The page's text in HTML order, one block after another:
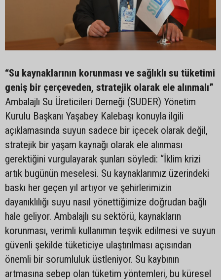
“Su kaynaklarının korunması ve sağlıklı su tüketimi
geniş bir çerçeveden, stratejik olarak ele alınmalı”
Ambalajlı Su Üreticileri Derneği (SUDER) Yönetim
Kurulu Başkanı Yaşabey Kalebaşı konuyla ilgili
açıklamasında suyun sadece bir içecek olarak değil,
stratejik bir yaşam kaynağı olarak ele alınması
gerektiğini vurgulayarak şunları söyledi: “İklim krizi
artık bugünün meselesi. Su kaynaklarımız üzerindeki
baskı her geçen yıl artıyor ve şehirlerimizin
dayanıklılığı suyu nasıl yönettiğimize doğrudan bağlı
hale geliyor. Ambalajlı su sektörü, kaynakların
korunması, verimli kullanımın teşvik edilmesi ve suyun
güvenli şekilde tüketiciye ulaştırılması açısından
önemli bir sorumluluk üstleniyor. Su kaybının
artmasına sebep olan tüketim yöntemleri, bu küresel